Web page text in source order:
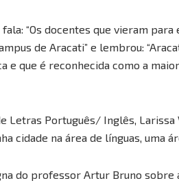
“Os docentes que vieram
de Aracati” e lembrou:
e que é reconhecida como a
Letras Português/ Inglês, Larissa
cidade na área de línguas, uma
do professor Artur Bruno sobre